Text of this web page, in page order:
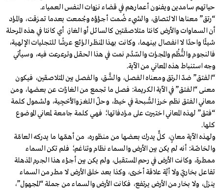
حياتهم سامدين ويفنون أعمارهم في قضاء نزوات النفس العمياء.
“رتق” معناها الالتصاق، والشيء ضُمت أجزاؤه وجُمعت بعدما تمزقت، والمراد
أن السماوات والأرض كانتا متلاصقتين كالسائل أو الغاز، أي كانتا في هذه المرحلة
شيئًا واحدًا لا انفصال بينهما، وكانت بهذا المنظر الرائع عرشًا للتجليات الإلهية،
فالنجوم والنُّظُم والمجرات والسّدُم نمت في هذا الحقل وترعرعت فيه، وسيأتي
وجه استنباط هذه المعاني من الآية.
“الفتق” ضدّ الرتق ومعناه الفصل، والشَّق، والفصل بين المتلاصقين، فيكون
معنى “الفتق” في الآية الكريمة: فصل ما تجمع من الغازات عن بعضها، ومن
معاني الفتق نظم خرز السُّبحة في خيط، وحلّ اللغز والأَحْجِية، ولشمول كلمة
“فتق” لهذه المعاني اختيرت على مرادفاتها؛ فهي كلمة جامعة لمعاني الموضوع
كلها.
ولهذه الآية معانٍ، كلٌّ يدرك بعضها من منظوره، من أهمّها ما يدركه العامّة
والخاصّة: أنه لم يكن بين الأرض والسماء نظام وتناغم؛ فلم تكن السماء
ممطرة، وكانت الأرض في رحم المستقبل، ولم يكن بين أجزاء هذا الجرم المذهلة
تفاعل بخاريّ ولا أيَّة علاقة أخرى، وكذا بعد خلق الأرض لا مطر من السماء
ينزل، ولا بخار من الأرض يرتفع، فكانت الأرض والسماء من جملة “المجهول”،